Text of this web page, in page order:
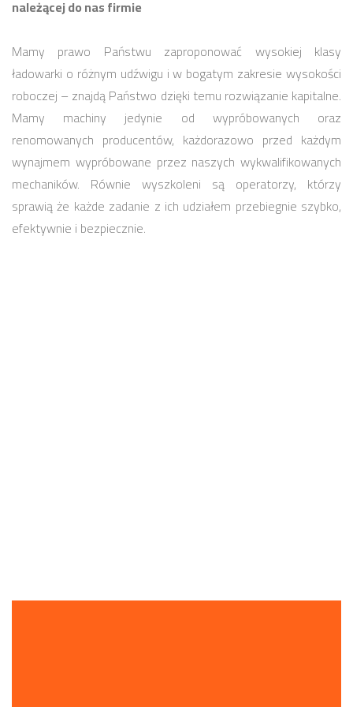
należącej do nas firmie
Mamy prawo Państwu zaproponować wysokiej klasy
ładowarki o różnym udźwigu i w bogatym zakresie wysokości
roboczej – znajdą Państwo dzięki temu rozwiązanie kapitalne.
Mamy machiny jedynie od wypróbowanych oraz
renomowanych producentów, każdorazowo przed każdym
wynajmem wypróbowane przez naszych wykwalifikowanych
mechaników. Równie wyszkoleni są operatorzy, którzy
sprawią że każde zadanie z ich udziałem przebiegnie szybko,
efektywnie i bezpiecznie.